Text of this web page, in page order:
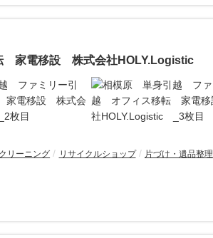
家電移設 株式会社HOLY.Logistic
リーニング リサイクルショップ 片づけ・遺品整理